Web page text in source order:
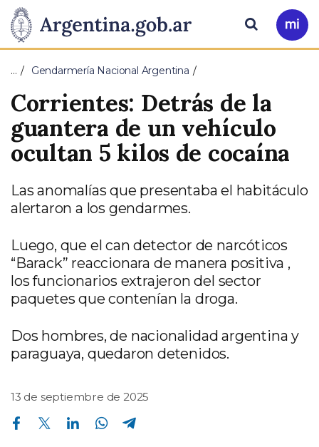
Presidencia
de
la
Nación
Pasar al contenido principal
Ir
a
Buscar
… Gendarmería Nacional Argentina
Corrientes: Detrás de la
guantera de un vehículo
ocultan 5 kilos de cocaína
Las anomalías que presentaba el habitáculo
alertaron a los gendarmes.
Luego, que el can detector de narcóticos
“Barack” reaccionara de manera positiva ,
los funcionarios extrajeron del sector
paquetes que contenían la droga.
Dos hombres, de nacionalidad argentina y
paraguaya, quedaron detenidos.
13 de septiembre de 2025
Compartir en Facebook Compartir en Twitter Compartir en Linkedin Compartir en Whatsapp